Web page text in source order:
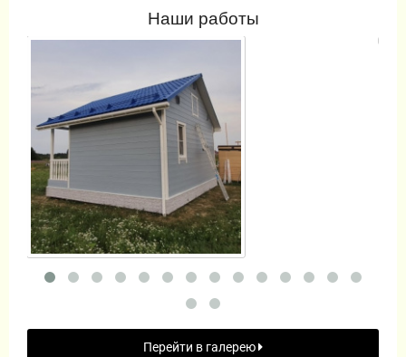
Наши работы
Перейти в галерею